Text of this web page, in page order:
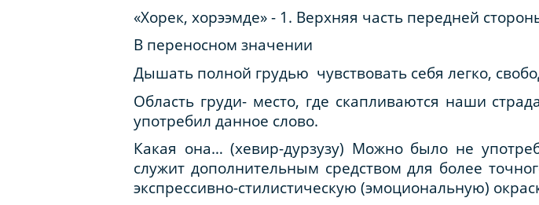
«Хорек, хорээмде» - 1. Верхняя часть передней
В переносном значении
Дышать полной грудью чувствовать себя легко,
Область груди- место, где скапливаются наши
употребил данное слово.
Какая она… (хевир-дурзузу) Можно было не
служит дополнительным средством для более
экспрессивно-стилистическую (эмоциональную)